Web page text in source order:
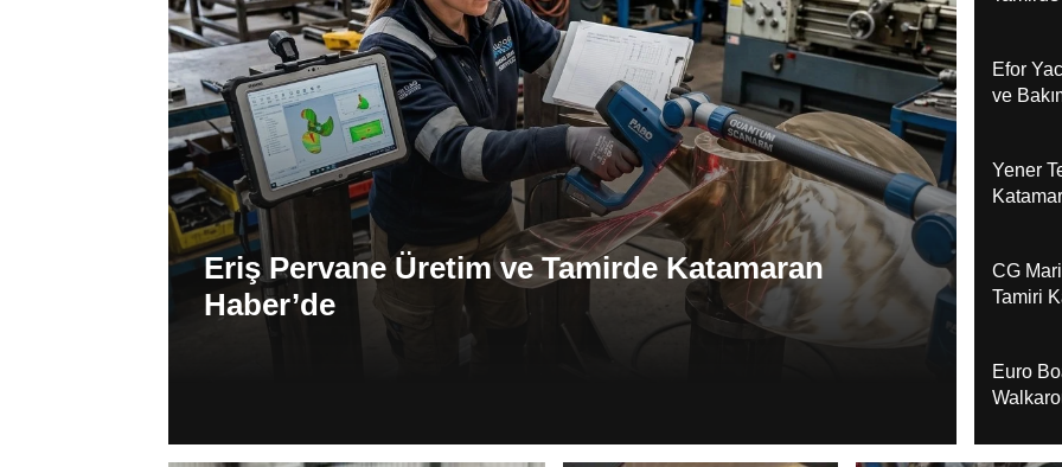
Eriş Pervane Üretim ve Tamirde Katamaran
Haber’de
Efor
Efor
ve
Yener
CG
Tamiri
Euro